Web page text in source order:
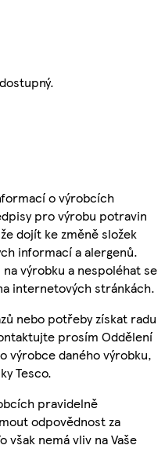
o výrobcích
pro výrobu potravin
dojít ke změně složek
informací a alergenů.
výrobku a nespoléhat se
internetových stránkách.
nebo potřeby získat radu
prosím Oddělení
výrobce daného výrobku,
Tesco.
pravidelně
odpovědnost za
však nemá vliv na Vaše